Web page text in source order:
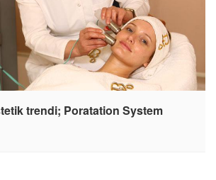
trendi; Poratation System